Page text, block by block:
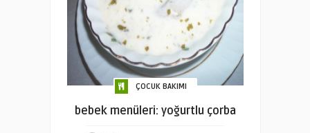
ÇOCUK BAKIMI
bebek menüleri: yoğurtlu çorba